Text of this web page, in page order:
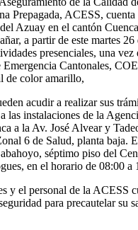
Prepagada, ACESS,
Azuay en el cantón
a partir de este martes
presenciales, una
Emergencia Cantonales,
de color amarillo,
acudir a realizar sus
las instalaciones de la
a la Av. José Alvear y
6 de Salud, planta baja.
séptimo piso del
en el horario de 08:00 a
y el personal de la ACESS
para precautelar su